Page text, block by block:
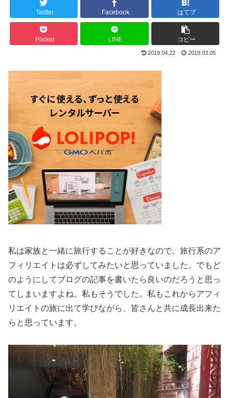
Twitter Facebook はてブ
Pocket LINE コピー
2019.04.22 2019.03.05
私は家族と一緒に旅行することが好きなので、旅行系のア
フィリエイトは必ずしてみたいと思っていました。でもど
のようにしてブログの記事を書いたら良いのだろうと思っ
てしまいますよね。私もそうでした。私もこれからアフィ
リエイトの旅に出て学びながら、皆さんと共に成長出来た
らと思っています。